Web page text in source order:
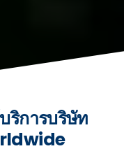
ริการบริษัท